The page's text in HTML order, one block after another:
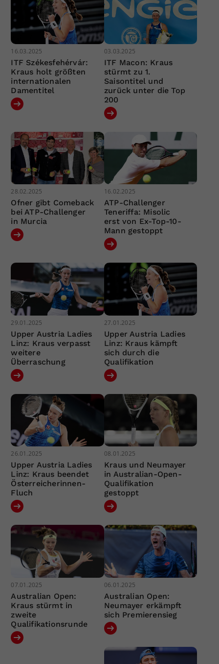
16.03.2025
ITF Székesfehérvár:
Kraus holt größten
internationalen
Damentitel
03.03.2025
ITF Macon: Kraus
stürmt zu 1.
Saisontitel und
zurück unter die Top
200
28.02.2025
Ofner gibt Comeback
bei ATP-Challenger
in Murcia
16.02.2025
ATP-Challenger
Teneriffa: Misolic
erst von Ex-Top-10-
Mann gestoppt
29.01.2025
Upper Austria Ladies
Linz: Kraus verpasst
weitere
Überraschung
27.01.2025
Upper Austria Ladies
Linz: Kraus kämpft
sich durch die
Qualifikation
26.01.2025
Upper Austria Ladies
Linz: Kraus beendet
Österreicherinnen-
Fluch
08.01.2025
Kraus und Neumayer
in Australian-Open-
Qualifikation
gestoppt
07.01.2025
Australian Open:
Kraus stürmt in
zweite
Qualifikationsrunde
06.01.2025
Australian Open:
Neumayer erkämpft
sich Premierensieg